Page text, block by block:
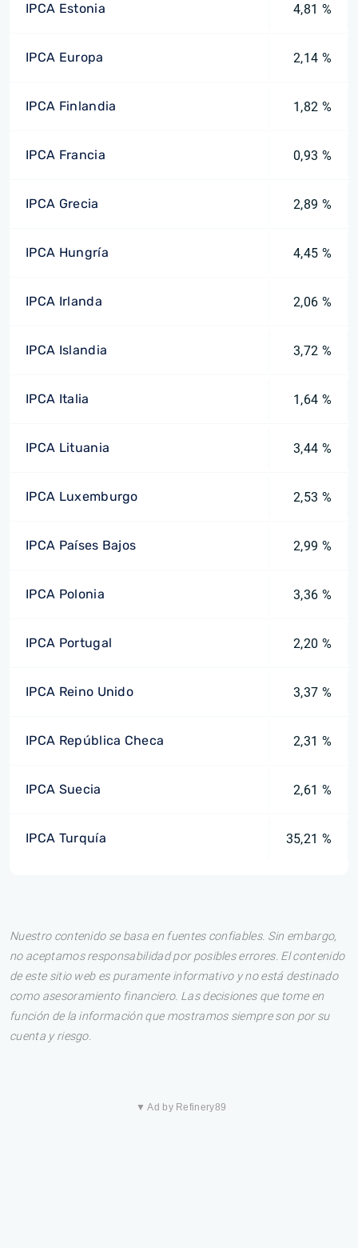
IPCA Estonia 4,81 %
IPCA Europa 2,14 %
IPCA Finlandia 1,82 %
IPCA Francia 0,93 %
IPCA Grecia 2,89 %
IPCA Hungría 4,45 %
IPCA Irlanda 2,06 %
IPCA Islandia 3,72 %
IPCA Italia 1,64 %
IPCA Lituania 3,44 %
IPCA Luxemburgo 2,53 %
IPCA Países Bajos 2,99 %
IPCA Polonia 3,36 %
IPCA Portugal 2,20 %
IPCA Reino Unido 3,37 %
IPCA República Checa 2,31 %
IPCA Suecia 2,61 %
IPCA Turquía 35,21 %
Nuestro contenido se basa en fuentes confiables. Sin embargo,
no aceptamos responsabilidad por posibles errores. El contenido
de este sitio web es puramente informativo y no está destinado
como asesoramiento financiero. Las decisiones que tome en
función de la información que mostramos siempre son por su
cuenta y riesgo.
▼ Ad by Refinery89